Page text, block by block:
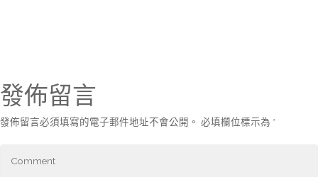
發佈留言
發佈留言必須填寫的電子郵件地址不會公開。 必填欄位標示為 *